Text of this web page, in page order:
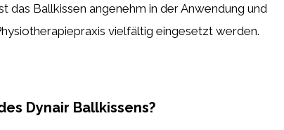
das Ballkissen angenehm in der Anwendung und
vielfältig eingesetzt werden.
Dynair Ballkissens?